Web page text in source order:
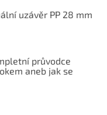
uzávěr PP 28 mm
průvodce
aneb jak se